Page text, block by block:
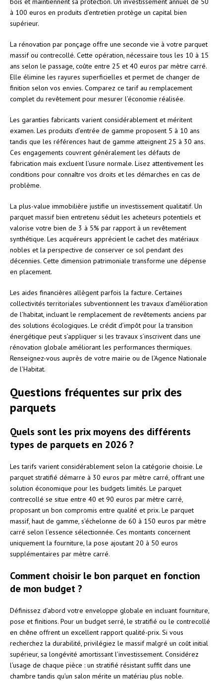
à 100 euros en produits d’entretien protège un capital bien
supérieur.
La rénovation par ponçage offre une seconde vie à votre parquet
massif ou contrecollé. Cette opération, nécessaire tous les 10 à 15
ans selon le passage, coûte entre 25 et 40 euros par mètre carré.
Elle élimine les rayures superficielles et permet de changer de
finition selon vos envies. Comparez ce tarif au remplacement
complet du revêtement pour mesurer l’économie réalisée.
Les garanties fabricants varient considérablement et méritent
examen. Les produits d’entrée de gamme proposent 5 à 10 ans
tandis que les références haut de gamme atteignent 25 à 30 ans.
Ces engagements couvrent généralement les défauts de
fabrication mais excluent l’usure normale. Lisez attentivement les
conditions pour connaître vos droits et les démarches en cas de
problème.
La plus-value immobilière justifie un investissement qualitatif. Un
parquet massif bien entretenu séduit les acheteurs potentiels et
valorise votre bien de 3 à 5% par rapport à un revêtement
synthétique. Les acquéreurs apprécient le cachet des matériaux
nobles et la perspective de conserver ce sol pendant des
décennies. Cette dimension patrimoniale transforme une dépense
en placement.
Les aides financières allègent parfois la facture. Certaines
collectivités territoriales subventionnent les travaux d’amélioration
de l’habitat, incluant le remplacement de revêtements anciens par
des solutions écologiques. Le crédit d’impôt pour la transition
énergétique peut s’appliquer si les travaux s’inscrivent dans une
rénovation globale améliorant les performances thermiques.
Renseignez-vous auprès de votre mairie ou de l’Agence Nationale
de l’Habitat.
Questions fréquentes sur prix des
parquets
Quels sont les prix moyens des différents
types de parquets en 2026 ?
Les tarifs varient considérablement selon la catégorie choisie. Le
parquet stratifié démarre à 30 euros par mètre carré, offrant une
solution économique pour les budgets limités. Le parquet
contrecollé se situe entre 40 et 90 euros par mètre carré,
proposant un bon compromis entre qualité et prix. Le parquet
massif, haut de gamme, s’échelonne de 60 à 150 euros par mètre
carré selon l’essence sélectionnée. Ces montants concernent
uniquement la fourniture, la pose ajoutant 20 à 50 euros
supplémentaires par mètre carré.
Comment choisir le bon parquet en fonction
de mon budget ?
Définissez d’abord votre enveloppe globale en incluant fourniture,
pose et finitions. Pour un budget serré, le stratifié ou le contrecollé
en chêne offrent un excellent rapport qualité-prix. Si vous
recherchez la durabilité, privilégiez le massif malgré un coût initial
supérieur, sa longévité amortissant l’investissement. Considérez
l’usage de chaque pièce : un stratifié résistant suffit dans une
chambre tandis qu’un salon mérite un matériau plus noble.